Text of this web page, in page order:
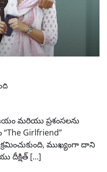
మరియు ప్రశంసలను
Girlfriend”
ముఖ్యంగా దాని
దీక్షిత్ […]